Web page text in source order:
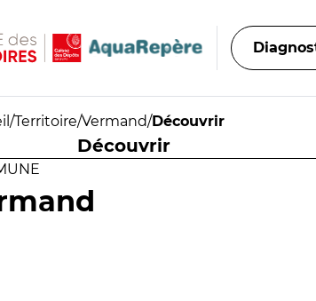
/Territoire/Vermand/Découvrir
Découvrir